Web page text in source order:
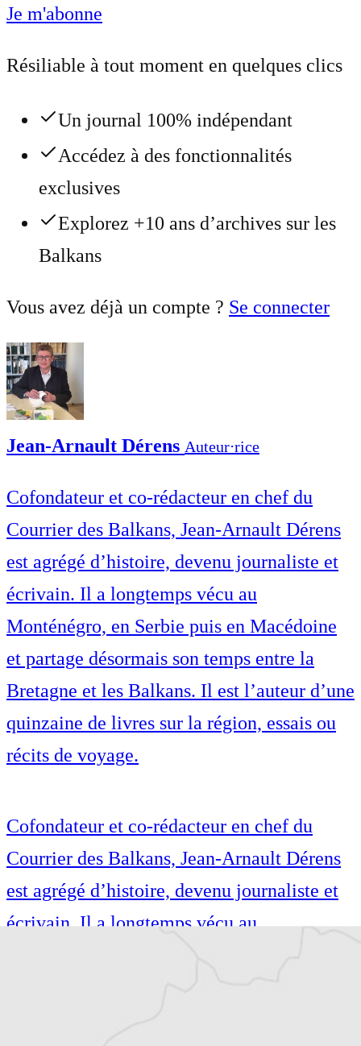
Je m'abonne
Résiliable à tout moment en quelques clics
Un journal 100% indépendant
Accédez à des fonctionnalités
exclusives
Explorez +10 ans d’archives sur les
Balkans
Vous avez déjà un compte ? Se connecter
Jean-Arnault Dérens Auteur⋅rice
Cofondateur et co-rédacteur en chef du
Courrier des Balkans, Jean-Arnault Dérens
est agrégé d’histoire, devenu journaliste et
écrivain. Il a longtemps vécu au
Monténégro, en Serbie puis en Macédoine
et partage désormais son temps entre la
Bretagne et les Balkans. Il est l’auteur d’une
quinzaine de livres sur la région, essais ou
récits de voyage.
Cofondateur et co-rédacteur en chef du
Courrier des Balkans, Jean-Arnault Dérens
est agrégé d’histoire, devenu journaliste et
écrivain. Il a longtemps vécu au